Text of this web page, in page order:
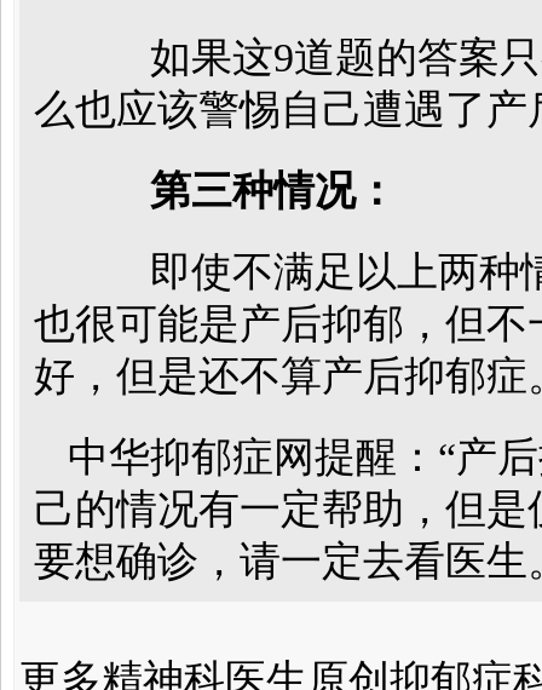
如果这9道题的答案只
么也应该警惕自己遭遇了产
第三种情况：
即使不满足以上两种
也很可能是产后抑郁，但
好，但是还不算产后抑郁症
中华抑郁症网提醒：“产
己的情况有一定帮助，但
要想确诊，请一定去看医生
更多精神科医生原创抑郁症